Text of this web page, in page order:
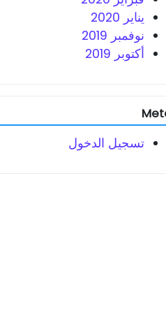
يناير 2020
نوفمبر 2019
أكتوبر 2019
تسجيل الدخول